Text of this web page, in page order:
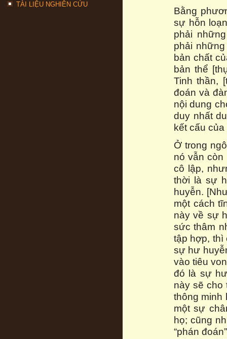
TÀI LIỆU NGHIÊN CỨU
Bằng
sự hỗn
phải
phải
bản chất
bản thể
Tinh thần,
đoán và
nội dung
duy nhất
kết cấu
Ở trong
nó vẫn còn
cô lập,
thời là sự
huyễn.
một cách
này về sự
sức thâm
tập hợp, thì
sự hư
vào tiêu
đó là sự
này sẽ cho
thông minh
một sự
họ; cũng
“phán